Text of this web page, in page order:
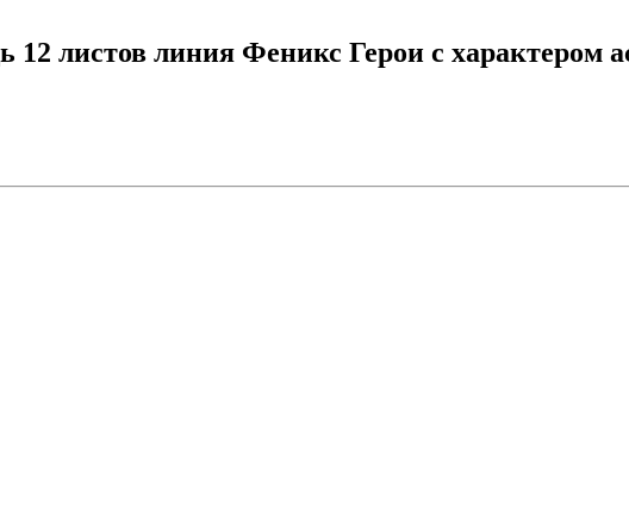
листов линия Феникс Герои с характером